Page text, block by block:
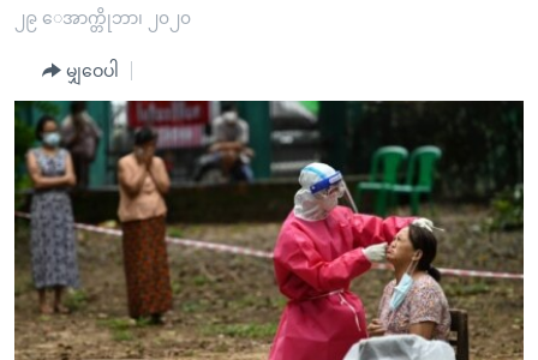
ပင်မ
ကျော်
ကြည့်
ရန်
ပင်မ
အ
ညွန်း
စာမျက်နှာ
သို့
အစ္စရေး-ပါလက်စတိုင်း
အင်္ဂလိပ်စာလေ့လာမယ်
အမေရိကန်သုံးအီဒီယံ
မကြေးမုံရဲ့ အင်္ဂလိပ်စာ
ရုပ်ရှင်ထဲက အင်္ဂလိပ်စာ
သုတပဒေသာ အင်္ဂလိပ်စာ
အပတ်စဉ်ကဏ္ဍများ
ရေဒီယို
တီဗွီ
ရေဒီယိုနှင့်ရုပ်သံ အချက်အလက်များ
ရေဒီယို/တီဗွီအစီအစဉ်
Learning English
ဗွီအိုအေ လူမှုကွန်ယက်များ
၂၉ ေအာက္တိုဘာ၊ ၂၀၂၀
မျှဝေပါ